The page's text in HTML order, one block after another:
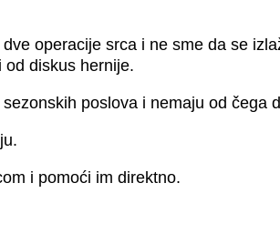
operacije srca i ne sme da se
od diskus hernije.
poslova i nemaju od čega
i pomoći im direktno.